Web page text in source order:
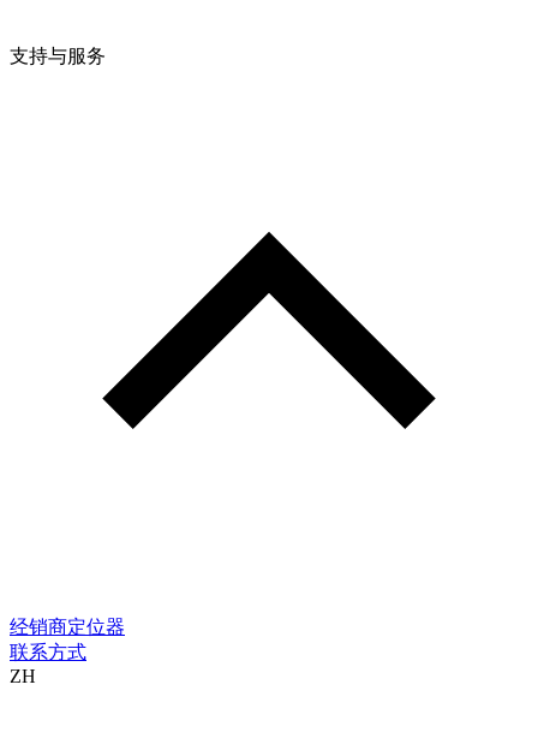
支持与服务
经销商定位器
联系方式
ZH